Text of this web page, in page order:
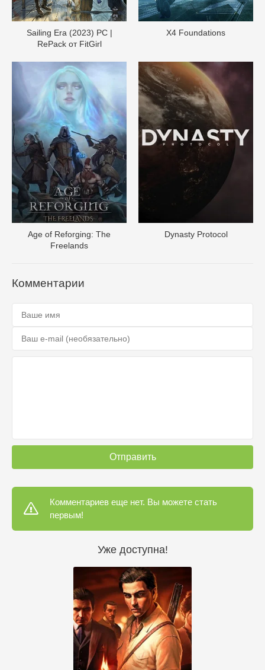
Sailing Era (2023) PC |
RePack от FitGirl
X4 Foundations
Age of Reforging: The
Freelands
Dynasty Protocol
Комментарии
Отправить
Комментариев еще нет. Вы можете стать
первым!
Уже доступна!